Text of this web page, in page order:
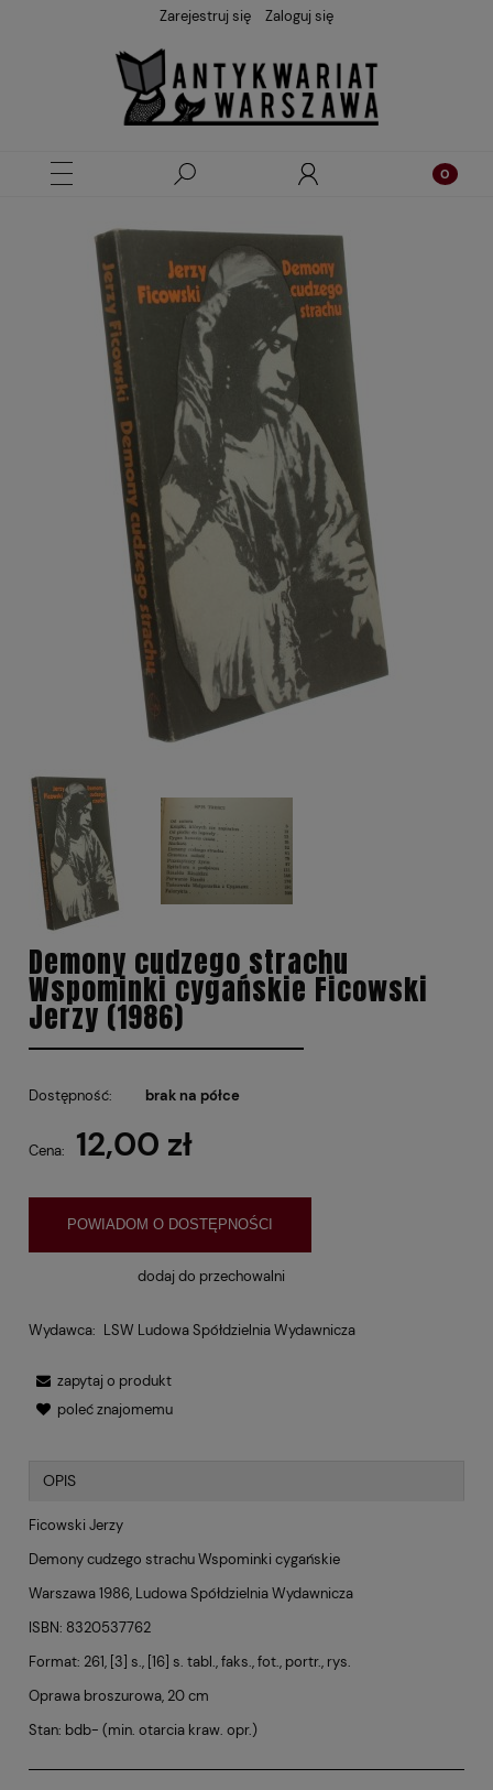
Zarejestruj się Zaloguj się
Demony cudzego strachu
Wspominki cygańskie Ficowski
Jerzy (1986)
Dostępność: brak na półce
Cena: 12,00 zł
POWIADOM O DOSTĘPNOŚCI
dodaj do przechowalni
Wydawca: LSW Ludowa Spółdzielnia Wydawnicza
zapytaj o produkt
poleć znajomemu
OPIS
Ficowski Jerzy
Demony cudzego strachu Wspominki cygańskie
Warszawa 1986, Ludowa Spółdzielnia Wydawnicza
ISBN: 8320537762
Format: 261, [3] s., [16] s. tabl., faks., fot., portr., rys.
Oprawa broszurowa, 20 cm
Stan: bdb- (min. otarcia kraw. opr.)